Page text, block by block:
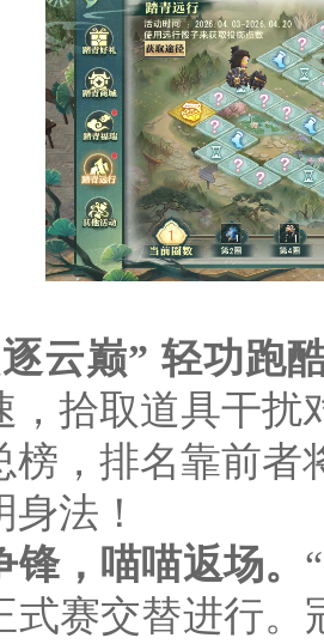
云巅” 轻功跑
，拾取道具干扰
榜，排名靠前者
身法！
锋，喵喵返场。
式赛交替进行。